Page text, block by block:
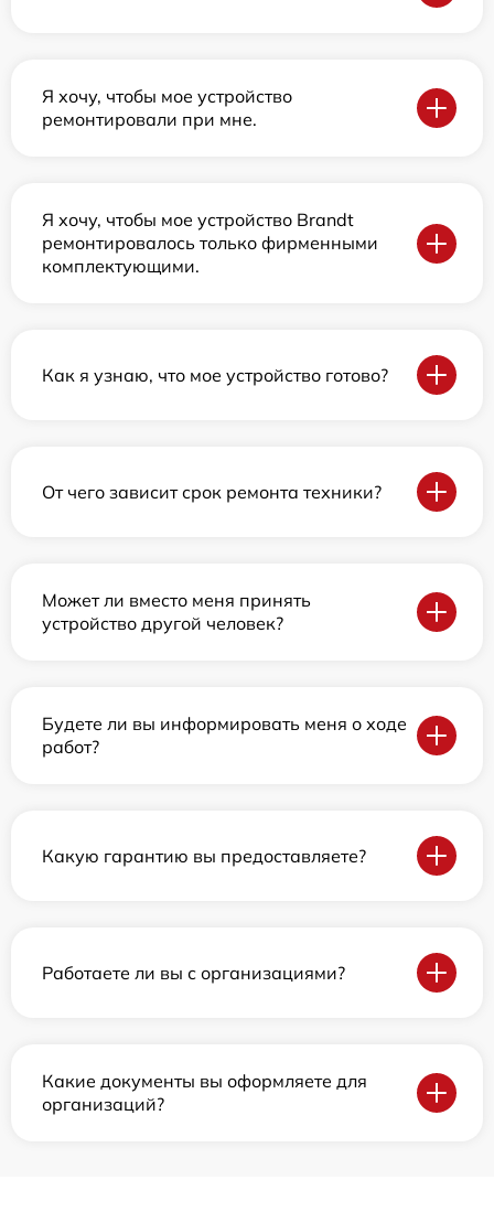
Я хочу, чтобы мое устройство
ремонтировали при мне.
Я хочу, чтобы мое устройство Brandt
ремонтировалось только фирменными
комплектующими.
Как я узнаю, что мое устройство готово?
От чего зависит срок ремонта техники?
Может ли вместо меня принять
устройство другой человек?
Будете ли вы информировать меня о ходе
работ?
Какую гарантию вы предоставляете?
Работаете ли вы с организациями?
Какие документы вы оформляете для
организаций?